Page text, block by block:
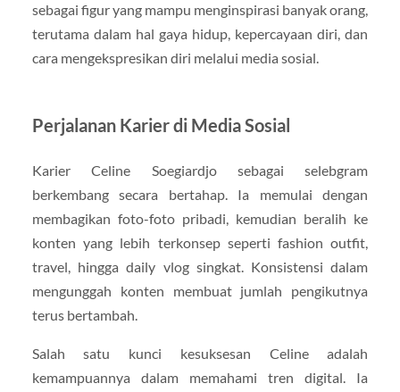
sebagai figur yang mampu menginspirasi banyak orang,
terutama dalam hal gaya hidup, kepercayaan diri, dan
cara mengekspresikan diri melalui media sosial.
Perjalanan Karier di Media Sosial
Karier Celine Soegiardjo sebagai selebgram
berkembang secara bertahap. Ia memulai dengan
membagikan foto-foto pribadi, kemudian beralih ke
konten yang lebih terkonsep seperti fashion outfit,
travel, hingga daily vlog singkat. Konsistensi dalam
mengunggah konten membuat jumlah pengikutnya
terus bertambah.
Salah satu kunci kesuksesan Celine adalah
kemampuannya dalam memahami tren digital. Ia